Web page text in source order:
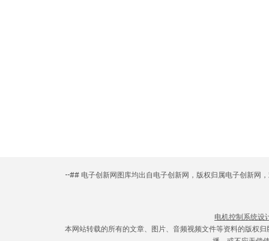
--## 电子创新网图库均出自电子创新网，版权归属电子创新网
电机控制系统设
本网站转载的所有的文章、图片、音频视频文件等资料的版权